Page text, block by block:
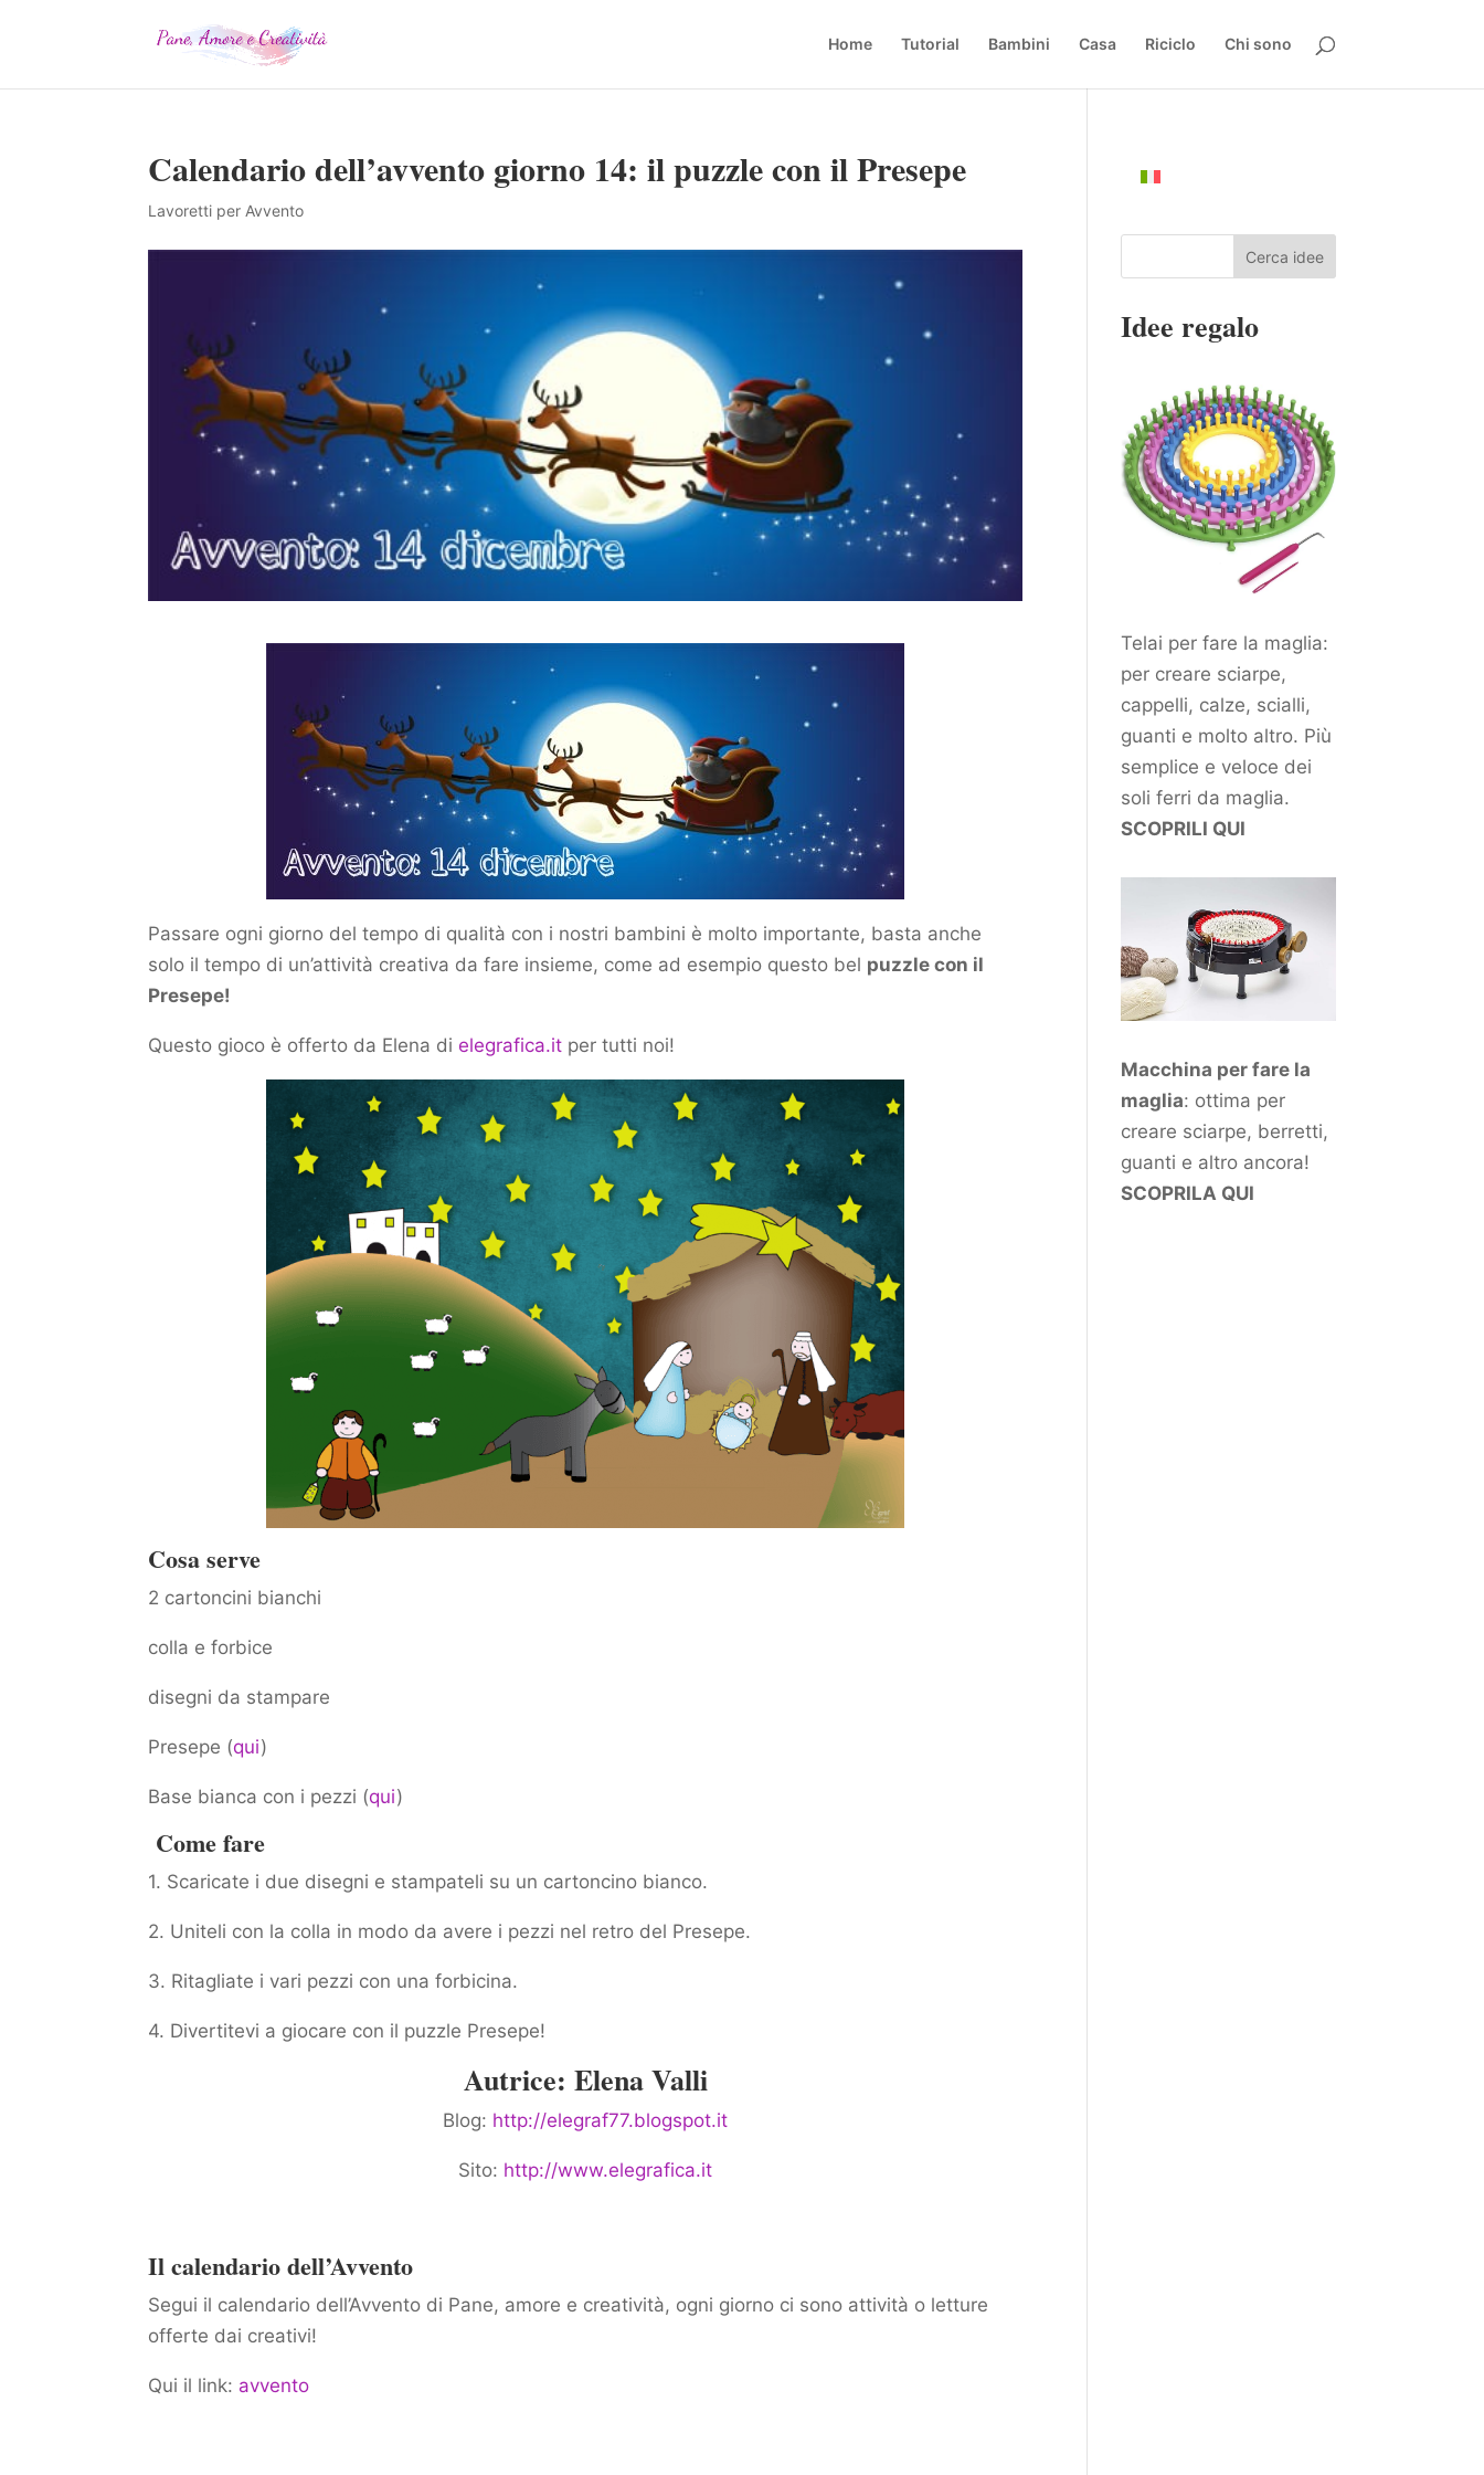
Home Tutorial Bambini Casa Riciclo Chi sono
Calendario dell’avvento giorno 14: il puzzle con il Presepe
Lavoretti per Avvento
Passare ogni giorno del tempo di qualità con i nostri bambini è molto importante, basta anche
solo il tempo di un’attività creativa da fare insieme, come ad esempio questo bel puzzle con il
Presepe!
Questo gioco è offerto da Elena di elegrafica.it per tutti noi!
Cosa serve
2 cartoncini bianchi
colla e forbice
disegni da stampare
Presepe (qui)
Base bianca con i pezzi (qui)
Come fare
1. Scaricate i due disegni e stampateli su un cartoncino bianco.
2. Uniteli con la colla in modo da avere i pezzi nel retro del Presepe.
3. Ritagliate i vari pezzi con una forbicina.
4. Divertitevi a giocare con il puzzle Presepe!
Autrice: Elena Valli
Blog: http://elegraf77.blogspot.it
Sito: http://www.elegrafica.it
Il calendario dell’Avvento
Segui il calendario dell’Avvento di Pane, amore e creatività, ogni giorno ci sono attività o letture
offerte dai creativi!
Qui il link: avvento
Cerca idee
Idee regalo
Telai per fare la maglia:
per creare sciarpe,
cappelli, calze, scialli,
guanti e molto altro. Più
semplice e veloce dei
soli ferri da maglia.
SCOPRILI QUI
Macchina per fare la
maglia: ottima per
creare sciarpe, berretti,
guanti e altro ancora!
SCOPRILA QUI